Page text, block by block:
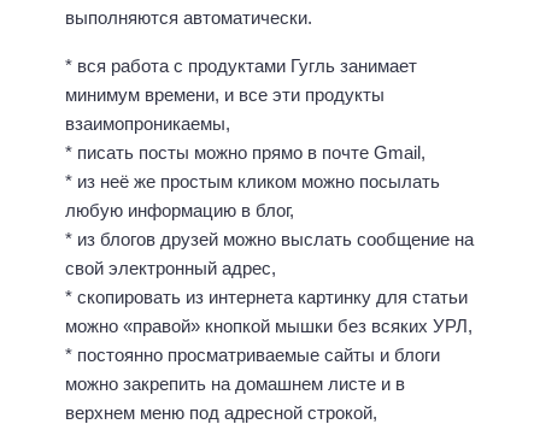
выполняются автоматически.
* вся работа с продуктами Гугль занимает
минимум времени, и все эти продукты
взаимопроникаемы,
* писать посты можно прямо в почте Gmail,
* из неё же простым кликом можно посылать
любую информацию в блог,
* из блогов друзей можно выслать сообщение на
свой электронный адрес,
* скопировать из интернета картинку для статьи
можно «правой» кнопкой мышки без всяких УРЛ,
* постоянно просматриваемые сайты и блоги
можно закрепить на домашнем листе и в
верхнем меню под адресной строкой,